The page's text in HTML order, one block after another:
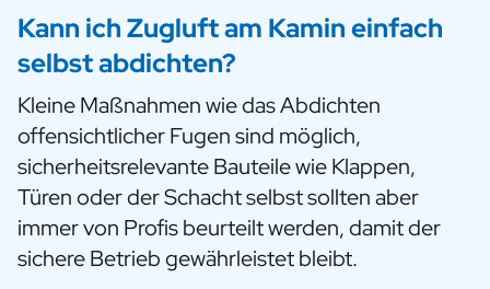
Kann ich Zugluft am Kamin einfach
selbst abdichten?
Kleine Maßnahmen wie das Abdichten
offensichtlicher Fugen sind möglich,
sicherheitsrelevante Bauteile wie Klappen,
Türen oder der Schacht selbst sollten aber
immer von Profis beurteilt werden, damit der
sichere Betrieb gewährleistet bleibt.